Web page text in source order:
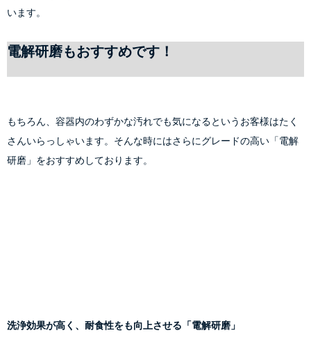
電解研磨もおすすめです！
もちろん、容器内のわずかな汚れでも気になるというお客様はたく
さんいらっしゃいます。そんな時にはさらにグレードの高い「電解
研磨」をおすすめしております。
洗浄効果が高く、耐食性をも向上させる「電解研磨」